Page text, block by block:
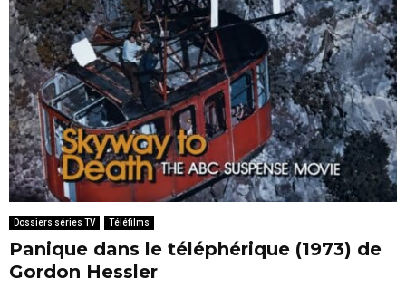
Dossiers séries TV Téléfilms
Panique dans le téléphérique (1973) de
Gordon Hessler